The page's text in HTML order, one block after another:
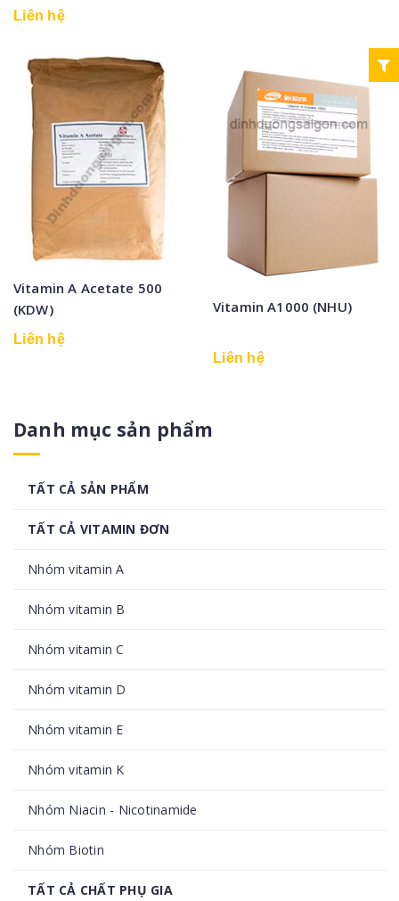
Liên hệ
Vitamin A Acetate 500
(KDW)
Liên hệ
Vitamin A1000 (NHU)
Liên hệ
Danh mục sản phẩm
TẤT CẢ SẢN PHẨM
TẤT CẢ VITAMIN ĐƠN
Nhóm vitamin A
Nhóm vitamin B
Nhóm vitamin C
Nhóm vitamin D
Nhóm vitamin E
Nhóm vitamin K
Nhóm Niacin - Nicotinamide
Nhóm Biotin
TẤT CẢ CHẤT PHỤ GIA